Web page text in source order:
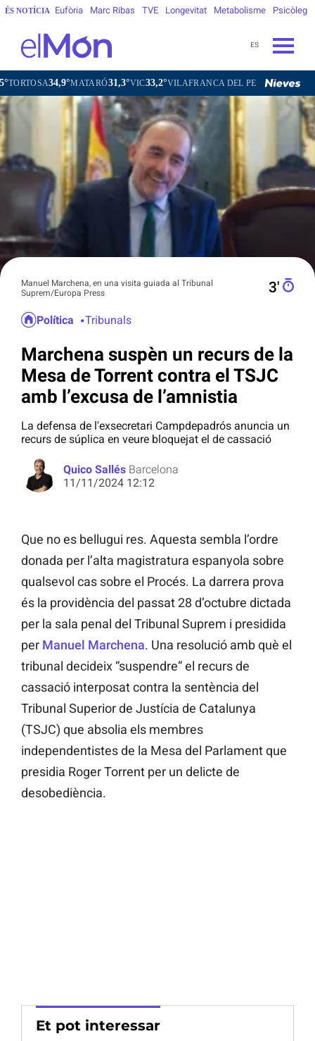
ÉS NOTÍCIA Eufòria Marc Ribas TVE Longevitat Metabolisme Psicòleg
ES
34,9°MATARÓ31,3°VIC33,2°VILAFRANCA DEL PENEDÈS31,7°VILANOVA
Manuel Marchena, en una visita guiada al Tribunal
Suprem/Europa Press
3′
Política Tribunals
Marchena suspèn un recurs de la
Mesa de Torrent contra el TSJC
amb l’excusa de l’amnistia
La defensa de l'exsecretari Campdepadrós anuncia un
recurs de súplica en veure bloquejat el de cassació
Quico Sallés Barcelona
11/11/2024 12:12
Que no es bellugui res. Aquesta sembla l’ordre
donada per l’alta magistratura espanyola sobre
qualsevol cas sobre el Procés. La darrera prova
és la providència del passat 28 d’octubre dictada
per la sala penal del Tribunal Suprem i presidida
per Manuel Marchena. Una resolució amb què el
tribunal decideix “suspendre” el recurs de
cassació interposat contra la sentència del
Tribunal Superior de Justícia de Catalunya
(TSJC) que absolia els membres
independentistes de la Mesa del Parlament que
presidia Roger Torrent per un delicte de
desobediència.
Et pot interessar